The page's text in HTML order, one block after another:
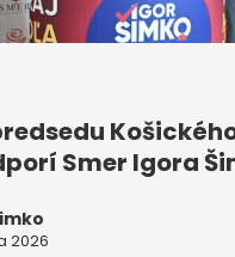
Smer Igora
2026